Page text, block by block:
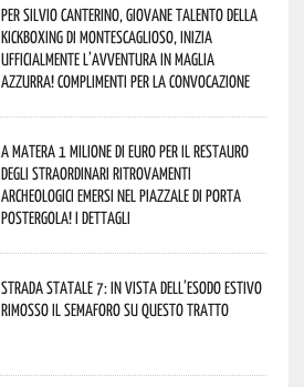
Per Silvio Canterino, giovane talento della
kickboxing di Montescaglioso, inizia
ufficialmente l’avventura in maglia
azzurra! Complimenti per la convocazione
A Matera 1 milione di euro per il restauro
degli straordinari ritrovamenti
archeologici emersi nel piazzale di Porta
Postergola! I dettagli
Strada statale 7: in vista dell’esodo estivo
rimosso il semaforo su questo tratto